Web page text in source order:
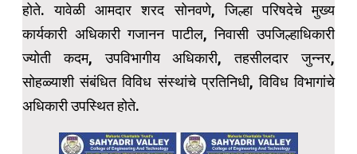
होते. यावेळी आमदार शरद सोनवणे, जिल्हा परिषदेचे मुख्य
कार्यकारी अधिकारी गजानन पाटील, निवासी उपजिल्हाधिकारी
ज्योती कदम, उपविभागीय अधिकारी, तहसीलदार जुन्नर,
सोहळ्याशी संबंधित विविध संस्थांचे प्रतिनिधी, विविध विभागांचे
अधिकारी उपस्थित होते.